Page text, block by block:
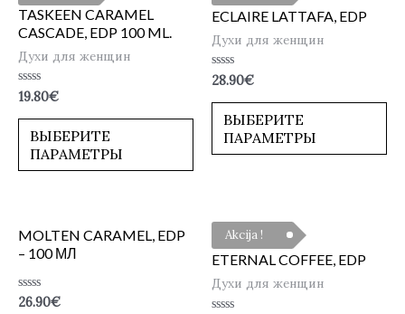
TASKEEN CARAMEL
CASCADE, EDP 100 ML.
Духи для женщин
Оценка
из
19.80€
ВЫБЕРИТЕ
ПАРАМЕТРЫ
ECLAIRE LATTAFA, EDP
Духи для женщин
Оценка
из
28.90€
ВЫБЕРИТЕ
ПАРАМЕТРЫ
MOLTEN CARAMEL, EDP
– 100 МЛ
Оценка
26.90€
Akcija !
ETERNAL COFFEE, EDP
Духи для женщин